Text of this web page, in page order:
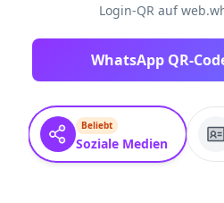
Login-QR auf
WhatsApp QR-
Beliebt
Soziale Medien